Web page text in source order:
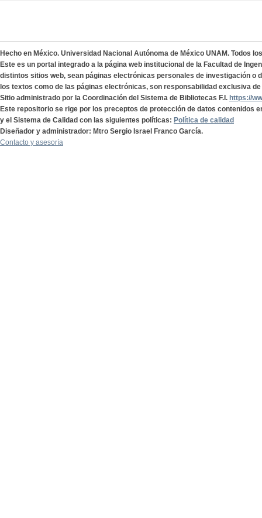
Hecho en México. Universidad Nacional Autónoma de México UNAM. Todos
Este es un portal integrado a la página web institucional de la Facultad de
distintos sitios web, sean páginas electrónicas personales de investigación o
los textos como de las páginas electrónicas, son responsabilidad exclusiva
Sitio administrado por la Coordinación del Sistema de Bibliotecas F.I. https://
Este repositorio se rige por los preceptos de protección de datos contenidos
y el Sistema de Calidad con las siguientes políticas: Política de calidad
Diseñador y administrador: Mtro Sergio Israel Franco García.
Contacto y asesoría